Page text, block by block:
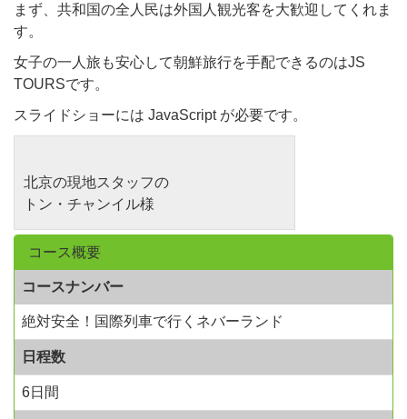
まず、共和国の全人民は外国人観光客を大歓迎してくれま
す。
女子の一人旅も安心して朝鮮旅行を手配できるのはJS
TOURSです。
スライドショーには JavaScript が必要です。
北京の現地スタッフの
トン・チャンイル様
コース概要
コースナンバー
絶対安全！国際列車で行くネバーランド
日程数
6日間